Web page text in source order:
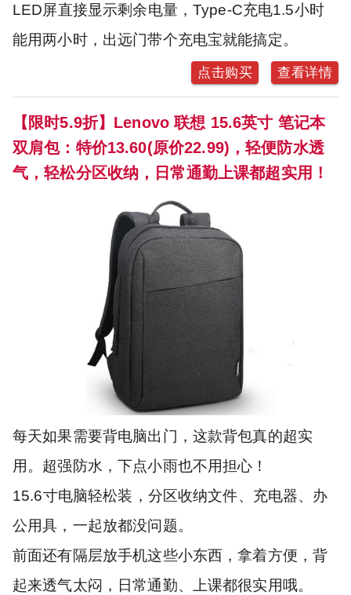
LED屏直接显示剩余电量，Type-C充电1.5小时
能用两小时，出远门带个充电宝就能搞定。
点击购买 查看详情
【限时5.9折】Lenovo 联想 15.6英寸 笔记本
双肩包：特价13.60(原价22.99)，轻便防水透
气，轻松分区收纳，日常通勤上课都超实用！
每天如果需要背电脑出门，这款背包真的超实
用。超强防水，下点小雨也不用担心！
15.6寸电脑轻松装，分区收纳文件、充电器、办
公用具，一起放都没问题。
前面还有隔层放手机这些小东西，拿着方便，背
起来透气太闷，日常通勤、上课都很实用哦。